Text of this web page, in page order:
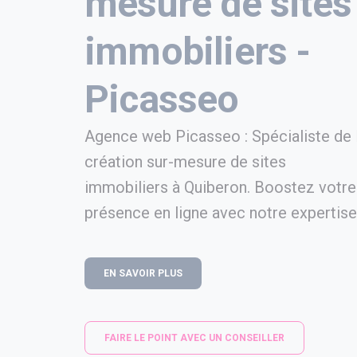
immobiliers -
Picasseo
Agence web Picasseo : Spécialiste de
création sur-mesure de sites
immobiliers à Quiberon. Boostez votre
présence en ligne avec notre
EN SAVOIR PLUS
FAIRE LE POINT AVEC UN CONSEILLER